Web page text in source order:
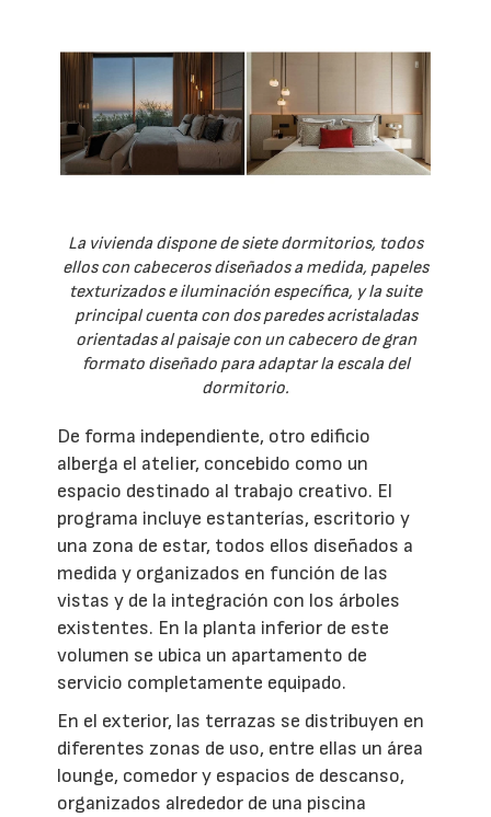
La vivienda dispone de siete dormitorios, todos
ellos con cabeceros diseñados a medida, papeles
texturizados e iluminación específica, y la suite
principal cuenta con dos paredes acristaladas
orientadas al paisaje con un cabecero de gran
formato diseñado para adaptar la escala del
dormitorio.
De forma independiente, otro edificio
alberga el atelier, concebido como un
espacio destinado al trabajo creativo. El
programa incluye estanterías, escritorio y
una zona de estar, todos ellos diseñados a
medida y organizados en función de las
vistas y de la integración con los árboles
existentes. En la planta inferior de este
volumen se ubica un apartamento de
servicio completamente equipado.
En el exterior, las terrazas se distribuyen en
diferentes zonas de uso, entre ellas un área
lounge, comedor y espacios de descanso,
organizados alrededor de una piscina